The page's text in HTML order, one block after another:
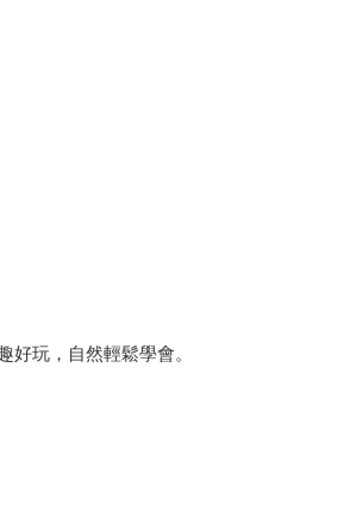
玩，自然輕鬆學會。